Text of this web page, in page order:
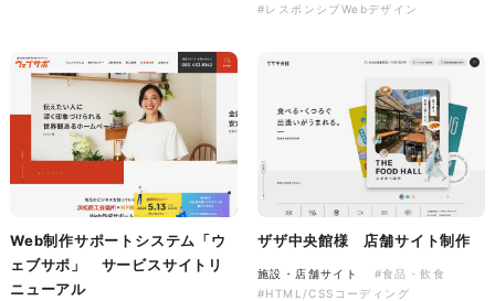
株式会社colorful studio様
『かねた忠右衛門』 サービス
サイト制作
サービスサイト
#レスポンシブWebデザイン
Web制作サポートシステム「ウ
ェブサポ」 サービスサイトリ
ニューアル
ザザ中央館様 店舗サイト制作
施設・店舗サイト
#食品・飲食
#HTML/CSSコーディング